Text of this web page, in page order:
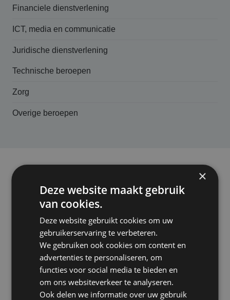
Financiele dienstverlening
ICT, media en communicatie
Juridische dienstverlening
Technische beroepen
Zorg
Overige beroepen
Dekking beroepsaansprakelijk­heids­
verzekering
Een beroepsaansprakelijkheidsverzekering (BAV) dekt
de “zuivere vermogensschade” als gevolg van
beroepsfouten, zoals nalatigheid, verkeerde adviezen, of
berekeningen. Naast vergoeding van de financiële
schade waarvoor u aansprakelijk bent, worden ook
juridische verweerkosten en wettelijke rente vergoed.
×
Deze website maakt gebruik
van cookies.
Deze website gebruikt cookies om uw
gebruikerservaring te verbeteren.
We gebruiken ook cookies om content en
advertenties te personaliseren, om
functies voor social media te bieden en
om ons websiteverkeer te analyseren.
Ook delen we informatie over uw gebruik